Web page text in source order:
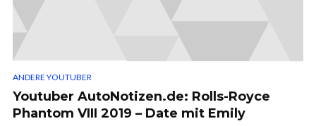
ANDERE YOUTUBER
Youtuber AutoNotizen.de: Rolls-Royce
Phantom VIII 2019 – Date mit Emily